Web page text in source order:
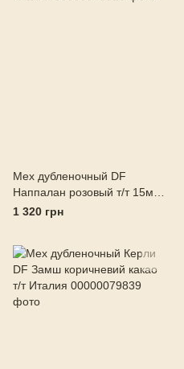
Мех дубленочный DF
Наппалан розовый т/т 15мм
Италия
1 320 грн